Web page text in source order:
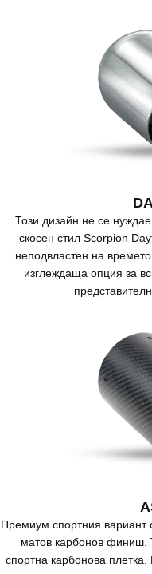
Този дизайн не се
скосен стил Scorpion
неподвластен на
изглеждаща опция за
Премиум спортния вариант
матов карбонов финиш.
спортна карбонова